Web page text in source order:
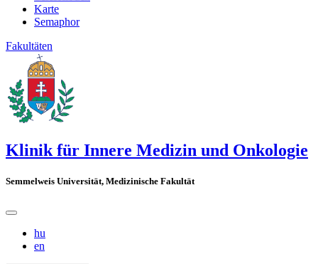
Karte
Semaphor
Fakultäten
Klinik für Innere Medizin und Onkologie
Semmelweis Universität, Medizinische Fakultät
hu
en